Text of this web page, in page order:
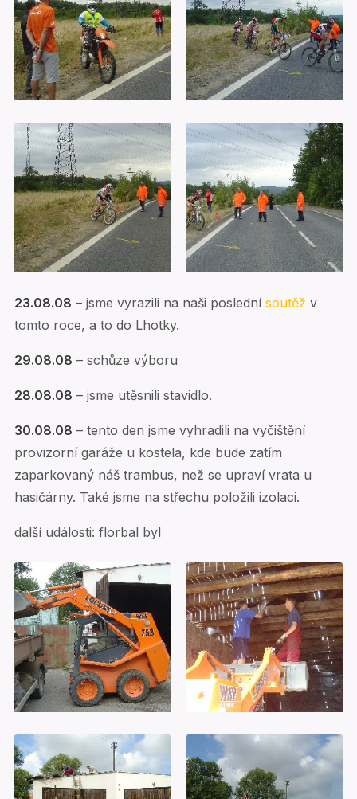
23.08.08 – jsme vyrazili na naši poslední soutěž v
tomto roce, a to do Lhotky.
29.08.08 – schůze výboru
28.08.08 – jsme utěsnili stavidlo.
30.08.08 – tento den jsme vyhradili na vyčištění
provizorní garáže u kostela, kde bude zatím
zaparkovaný náš trambus, než se upraví vrata u
hasičárny. Také jsme na střechu položili izolaci.
další události: florbal byl